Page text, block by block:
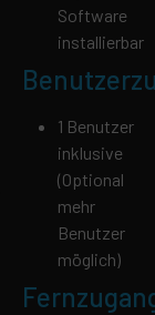
Software
installierbar
1 Benutzer
inklusive
(Optional
mehr
Benutzer
möglich)